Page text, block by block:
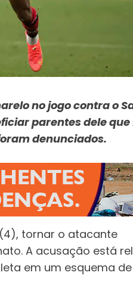
no jogo contra o
parentes dele
denunciados.
tornar o atacante
A acusação está
em um esquema de